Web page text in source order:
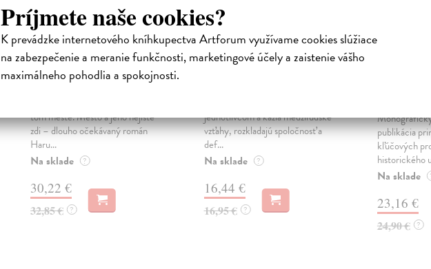
Príjmete naše cookies?
K prevádzke internetového kníhkupectva Artforum využívame cookies slúžiace
na zabezpečenie a meranie funkčnosti, marketingové účely a zaistenie vášho
maximálneho pohodlia a spokojnosti.
Město a jeho nejisté
zdi
tom městě. Město a jeho nejisté
zdi – dlouho očekávaný román
Haru...
Na sklade ?
30,22 €
32,85 € ?
Sociálne siete musia
jednotlivcom a kazia medziľudské
vzťahy, rozkladajú spoločnosť a
def...
Na sklade ?
16,44 €
16,95 € ?
sme.
publikácia
kľúčových
historického
Na sklade
23,16 €
24,90 € ?